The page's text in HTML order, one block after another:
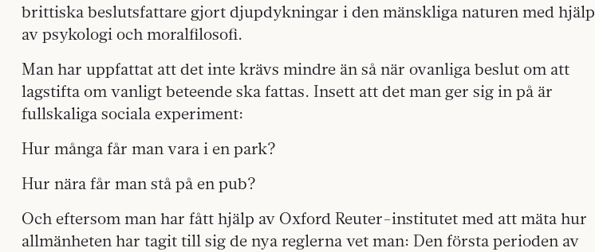
brittiska beslutsfattare gjort djupdykningar i den mänskliga naturen med hjälp
av psykologi och moralfilosofi.
Man har uppfattat att det inte krävs mindre än så när ovanliga beslut om att
lagstifta om vanligt beteende ska fattas. Insett att det man ger sig in på är
fullskaliga sociala experiment:
Hur många får man vara i en park?
Hur nära får man stå på en pub?
Och eftersom man har fått hjälp av Oxford Reuter-institutet med att mäta hur
allmänheten har tagit till sig de nya reglerna vet man: Den första perioden av